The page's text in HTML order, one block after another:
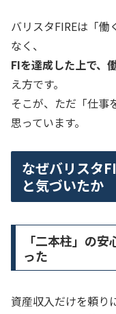
バリスタFIREは「
なく、
FIを達成した上で、
え方です。
そこが、ただ「仕事
思っています。
なぜバリスタ
と気づいたか
「二本柱」の
った
資産収入だけを頼り